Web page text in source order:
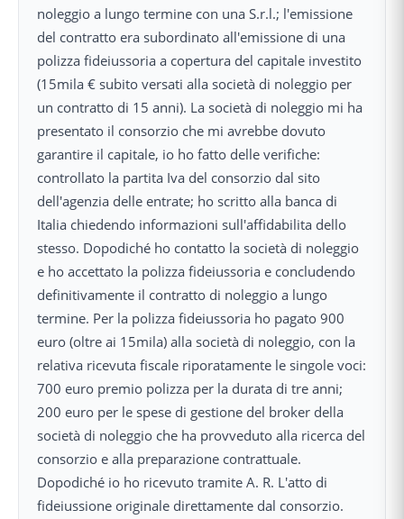
noleggio a lungo termine con una S.r.l.; l'emissione
del contratto era subordinato all'emissione di una
polizza fideiussoria a copertura del capitale investito
(15mila € subito versati alla società di noleggio per
un contratto di 15 anni). La società di noleggio mi ha
presentato il consorzio che mi avrebbe dovuto
garantire il capitale, io ho fatto delle verifiche:
controllato la partita Iva del consorzio dal sito
dell'agenzia delle entrate; ho scritto alla banca di
Italia chiedendo informazioni sull'affidabilita dello
stesso. Dopodiché ho contatto la società di noleggio
e ho accettato la polizza fideiussoria e concludendo
definitivamente il contratto di noleggio a lungo
termine. Per la polizza fideiussoria ho pagato 900
euro (oltre ai 15mila) alla società di noleggio, con la
relativa ricevuta fiscale riporatamente le singole voci:
700 euro premio polizza per la durata di tre anni;
200 euro per le spese di gestione del broker della
società di noleggio che ha provveduto alla ricerca del
consorzio e alla preparazione contrattuale.
Dopodiché io ho ricevuto tramite A. R. L'atto di
fideiussione originale direttamente dal consorzio.